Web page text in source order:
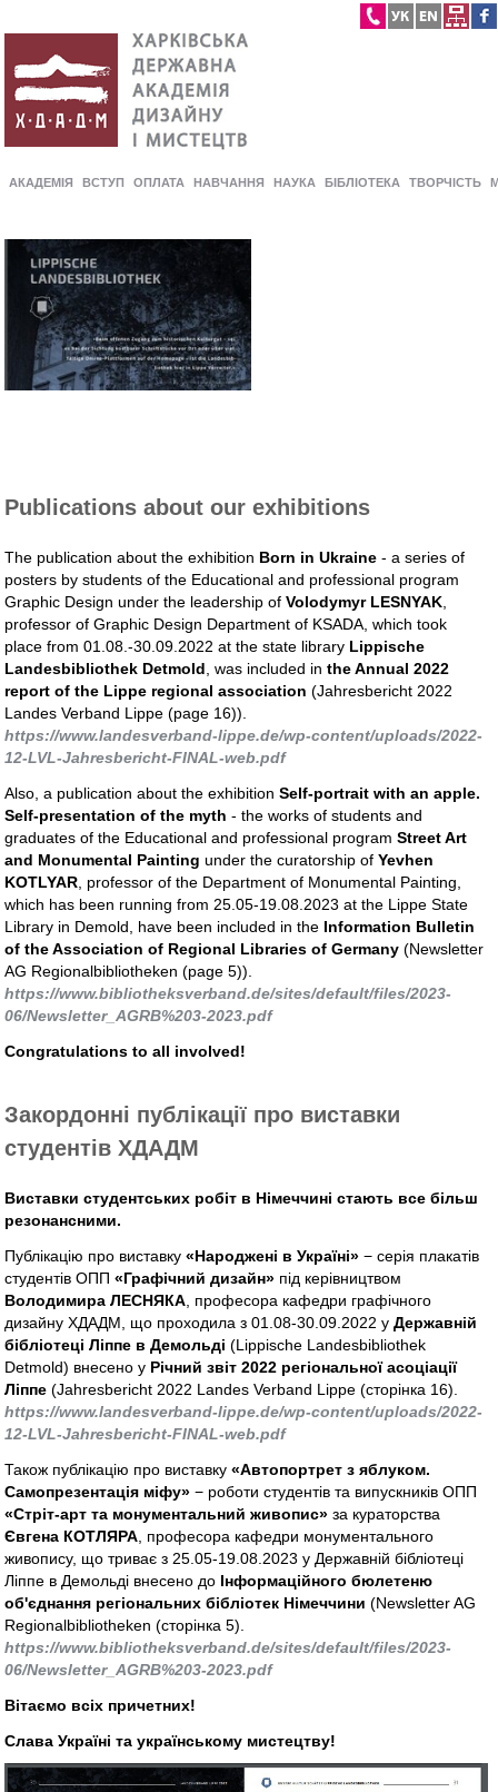
АКАДЕМІЯ ВСТУП ОПЛАТА НАВЧАННЯ НАУКА БІБЛІОТЕКА ТВОРЧІСТЬ
Publications about our exhibitions
The publication about the exhibition Born in Ukraine - a series of
posters by students of the Educational and professional program
Graphic Design under the leadership ofVolodymyr LESNYAK,
professor of Graphic Design Department of KSADA, which took
place from 01.08.-30.09.2022 at the state library Lippische
Landesbibliothek Detmold, was included inthe Annual 2022
report of the Lippe regional association (Jahresbericht 2022
Landes Verband Lippe (page 16)).
https://www.landesverband-lippe.de/wp-content/uploads/2022-
12-LVL-Jahresbericht-FINAL-web.pdf
Also, a publication about the exhibitionSelf-portrait with an apple.
Self-presentation of the myth - the works of students and
graduates of the Educational and professional programStreet Art
and Monumental Painting under the curatorship ofYevhen
KOTLYAR, professor of the Department of Monumental Painting,
which has been running from 25.05-19.08.2023 at the Lippe State
Library in Demold, have been included in the Information Bulletin
of the Association of Regional Libraries of Germany (Newsletter
AG Regionalbibliotheken (page 5)).
https://www.bibliotheksverband.de/sites/default/files/2023-
06/Newsletter_AGRB%203-2023.pdf
Congratulations to all involved!
Закордонні публікації про виставки
студентів ХДАДМ
Виставки студентських робіт в Німеччині стають все більш
резонансними.
Публікацію про виставку«Народжені в Україні» − серія плакатів
студентів ОПП«Графічний дизайн» під керівництвом
Володимира ЛЕСНЯКА, професора кафедри графічного
дизайну ХДАДМ, що проходила з 01.08-30.09.2022 уДержавній
бібліотеці Ліппе в Демольді (Lippische Landesbibliothek
Detmold) внесено у Річний звіт 2022 регіональної асоціації
Ліппе (Jahresbericht 2022 Landes Verband Lippe (сторінка 16).
https://www.landesverband-lippe.de/wp-content/uploads/2022-
12-LVL-Jahresbericht-FINAL-web.pdf
Також публікацію про виставку«Автопортрет з яблуком.
Самопрезентація міфу» − роботи студентів та випускників ОПП
«Стріт-арт та монументальний живопис» за кураторства
Євгена КОТЛЯРА, професора кафедри монументального
живопису, що триває з 25.05-19.08.2023 у Державній бібліотеці
Ліппе в Демольді внесено до Інформаційного бюлетеню
об'єднання регіональних бібліотек Німеччини (Newsletter AG
Regionalbibliotheken (сторінка 5).
https://www.bibliotheksverband.de/sites/default/files/2023-
06/Newsletter_AGRB%203-2023.pdf
Вітаємо всіх причетних!
Слава Україні та українському мистецтву!